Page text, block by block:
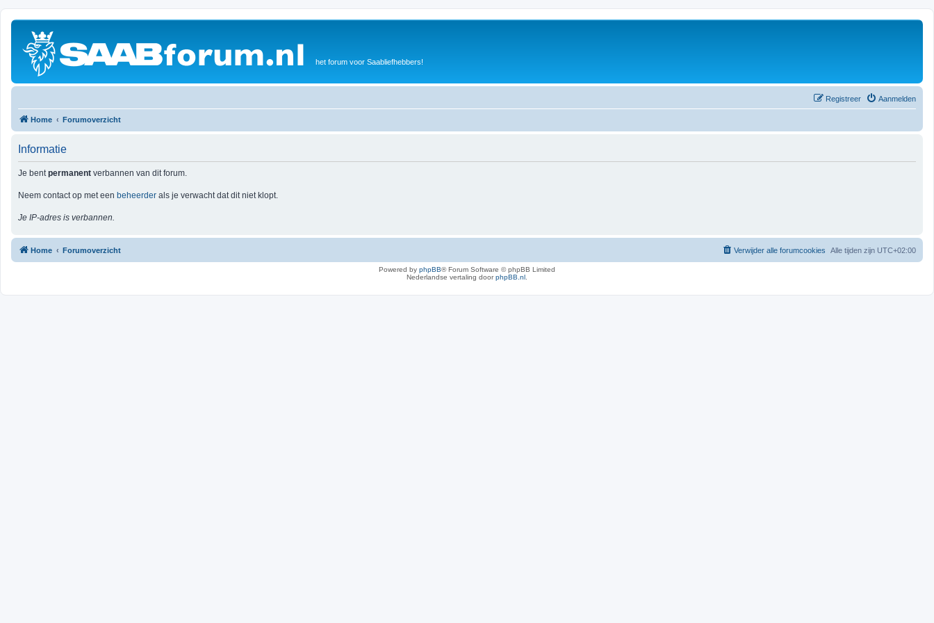
het forum voor Saabliefhebbers!
Aanmelden
Registreer
Home Forumoverzicht
Informatie
Je bentpermanent verbannen van dit forum.
Neem contact op met een beheerder als je verwacht dat dit niet klopt.
Je IP-adres is verbannen.
Home Forumoverzicht Alle tijden zijn UTC+02:00
Verwijder alle forumcookies
Powered by phpBB® Forum Software © phpBB Limited
Nederlandse vertaling doorphpBB.nl